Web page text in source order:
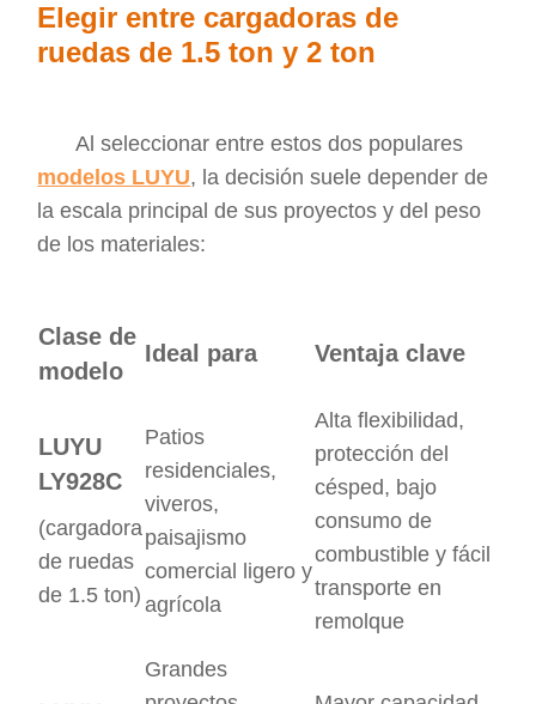
Elegir entre cargadoras de
ruedas de 1.5 ton y 2 ton
Al seleccionar entre estos dos populares
modelos LUYU, la decisión suele depender de
la escala principal de sus proyectos y del peso
de los materiales:
Clase de
modelo
Ideal para Ventaja clave
LUYU
LY928C
(cargadora
de ruedas
de 1.5 ton)
Patios
residenciales,
viveros,
paisajismo
comercial ligero y
agrícola
Alta flexibilidad,
protección del
césped, bajo
consumo de
combustible y fácil
transporte en
remolque
Grandes